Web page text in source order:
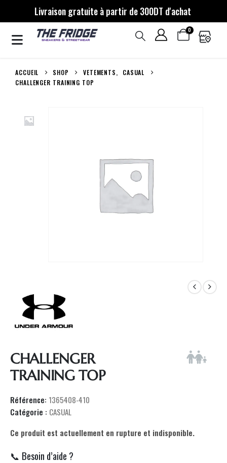
Livraison gratuite à partir de 300DT d'achat
0
ACCUEIL SHOP VETEMENTS,
CASUAL
CHALLENGER TRAINING TOP
CHALLENGER
TRAINING TOP
Référence: 1365408-410
Catégorie : CASUAL
Ce produit est actuellement en rupture et indisponible.
📞 Besoin d’aide ?